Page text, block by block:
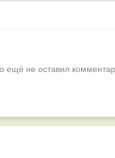
ещё не оставил